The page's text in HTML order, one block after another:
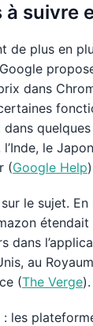
à suivre
de plus en
dans
le
(Google Help
le sujet.
dans
au
(The Verge).
les